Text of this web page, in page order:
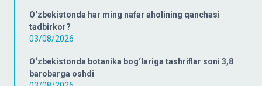
O‘zbekistonda har ming nafar aholining qanchasi
tadbirkor?
03/08/2026
O‘zbekistonda botanika bog‘lariga tashriflar soni 3,8
barobarga oshdi